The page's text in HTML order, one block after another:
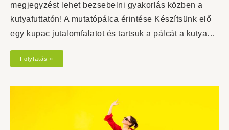
megjegyzést lehet bezsebelni gyakorlás közben a
kutyafuttatón! A mutatópálca érintése Készítsünk elő
egy kupac jutalomfalatot és tartsuk a pálcát a kutya…
Folytatás »